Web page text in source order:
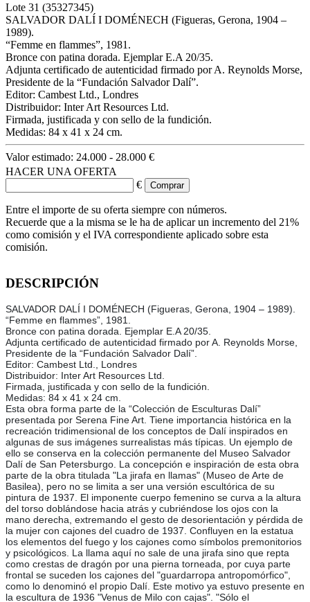
Lote 31 (35327345)
SALVADOR DALÍ I DOMÉNECH (Figueras, Gerona, 1904 –
1989).
“Femme en flammes”, 1981.
Bronce con patina dorada. Ejemplar E.A 20/35.
Adjunta certificado de autenticidad firmado por A. Reynolds Morse,
Presidente de la “Fundación Salvador Dalí”.
Editor: Cambest Ltd., Londres
Distribuidor: Inter Art Resources Ltd.
Firmada, justificada y con sello de la fundición.
Medidas: 84 x 41 x 24 cm.
Valor estimado: 24.000 - 28.000 €
HACER UNA OFERTA
€
Entre el importe de su oferta siempre con números.
Recuerde que a la misma se le ha de aplicar un incremento del 21%
como comisión y el IVA correspondiente aplicado sobre esta
comisión.
DESCRIPCIÓN
SALVADOR DALÍ I DOMÉNECH (Figueras, Gerona, 1904 – 1989).
“Femme en flammes”, 1981.
Bronce con patina dorada. Ejemplar E.A 20/35.
Adjunta certificado de autenticidad firmado por A. Reynolds Morse,
Presidente de la “Fundación Salvador Dalí”.
Editor: Cambest Ltd., Londres
Distribuidor: Inter Art Resources Ltd.
Firmada, justificada y con sello de la fundición.
Medidas: 84 x 41 x 24 cm.
Esta obra forma parte de la “Colección de Esculturas Dalí”
presentada por Serena Fine Art. Tiene importancia histórica en la
recreación tridimensional de los conceptos de Dalí inspirados en
algunas de sus imágenes surrealistas más típicas. Un ejemplo de
ello se conserva en la colección permanente del Museo Salvador
Dalí de San Petersburgo. La concepción e inspiración de esta obra
parte de la obra titulada "La jirafa en llamas" (Museo de Arte de
Basilea), pero no se limita a ser una versión escultórica de su
pintura de 1937. El imponente cuerpo femenino se curva a la altura
del torso doblándose hacia atrás y cubriéndose los ojos con la
mano derecha, extremando el gesto de desorientación y pérdida de
la mujer con cajones del cuadro de 1937. Confluyen en la estatua
los elementos del fuego y los cajones como símbolos premonitorios
y psicológicos. La llama aquí no sale de una jirafa sino que repta
como crestas de dragón por una pierna torneada, por cuya parte
frontal se suceden los cajones del "guardarropa antropomórfico",
como lo denominó el propio Dalí. Este motivo ya estuvo presente en
la escultura de 1936 "Venus de Milo con cajas". "Sólo el